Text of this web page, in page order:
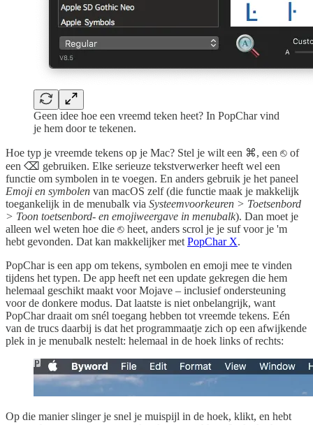
Geen idee hoe een vreemd teken heet? In PopChar vind
je hem door te tekenen.
Hoe typ je vreemde tekens op je Mac? Stel je wilt een ⌘, een ⎋ of
een ⌫ gebruiken. Elke serieuze tekstverwerker heeft wel een
functie om symbolen in te voegen. En anders gebruik je het paneel
Emoji en symbolen van macOS zelf (die functie maak je makkelijk
toegankelijk in de menubalk via Systeemvoorkeuren > Toetsenbord
> Toon toetsenbord- en emojiweergave in menubalk). Dan moet je
alleen wel weten hoe die ⎋ heet, anders scrol je je suf voor je 'm
hebt gevonden. Dat kan makkelijker met PopChar X.
PopChar is een app om tekens, symbolen en emoji mee te vinden
tijdens het typen. De app heeft net een update gekregen die hem
helemaal geschikt maakt voor Mojave – inclusief ondersteuning
voor de donkere modus. Dat laatste is niet onbelangrijk, want
PopChar draait om snél toegang hebben tot vreemde tekens. Eén
van de trucs daarbij is dat het programmaatje zich op een afwijkende
plek in je menubalk nestelt: helemaal in de hoek links of rechts:
Op die manier slinger je snel je muispijl in de hoek, klikt, en hebt